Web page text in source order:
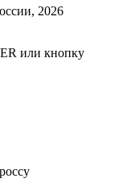
2026
или кнопку